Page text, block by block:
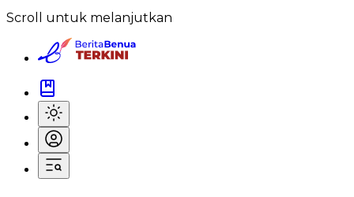
Scroll untuk melanjutkan